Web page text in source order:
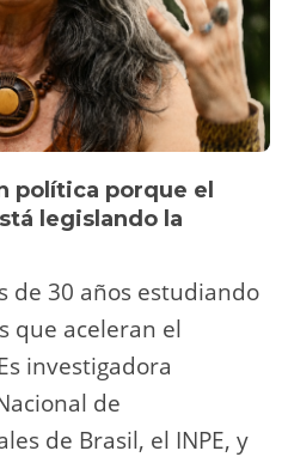
política porque el
legislando la
de 30 años estudiando
que aceleran el
investigadora
de
de Brasil, el INPE, y